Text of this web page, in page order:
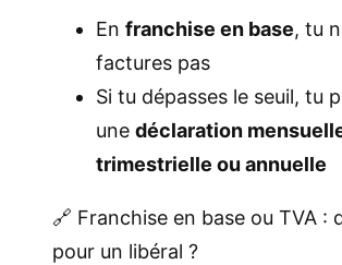
En franchise en base, tu
factures pas
Si tu dépasses le seuil, tu
une déclaration
trimestrielle ou annuelle
🔗 Franchise en base ou TVA :
pour un libéral ?